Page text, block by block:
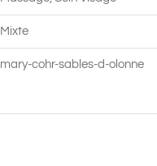
Les
Sables
d'Olonne
Mixte
mary-cohr-sables-d-olonne